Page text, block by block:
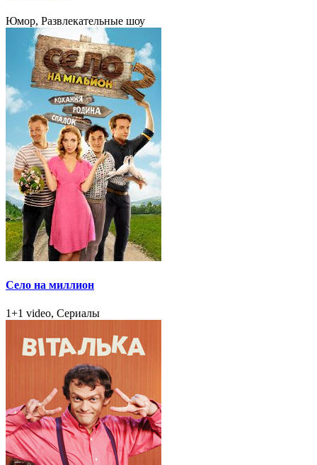
Юмор, Развлекательные шоу
Село на миллион
1+1 video, Сериалы